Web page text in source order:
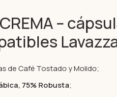
–
de Café Tostado y Molido;
75% Robusta;